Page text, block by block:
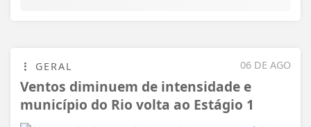
06 DE AGO
GERAL
Ventos diminuem de intensidade e
município do Rio volta ao Estágio 1